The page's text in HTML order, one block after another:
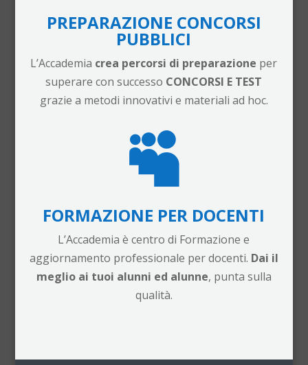
PREPARAZIONE CONCORSI
PUBBLICI
L’Accademia crea percorsi di preparazione per
superare con successo CONCORSI E TEST
grazie a metodi innovativi e materiali ad hoc.

FORMAZIONE PER DOCENTI
L’Accademia è centro di Formazione e
aggiornamento professionale per docenti. Dai il
meglio ai tuoi alunni ed alunne, punta sulla
qualità.